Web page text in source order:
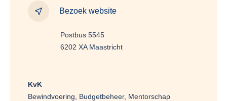
Bezoek website
Postbus 5545
6202 XA Maastricht
KvK
Bewindvoering, Budgetbeheer, Mentorschap